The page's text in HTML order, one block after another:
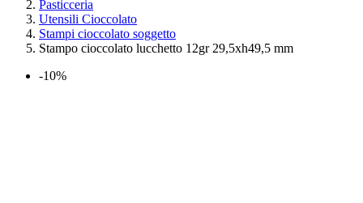
Pasticceria
Utensili Cioccolato
Stampi cioccolato soggetto
Stampo cioccolato lucchetto 12gr 29,5xh49,5 mm
-10%